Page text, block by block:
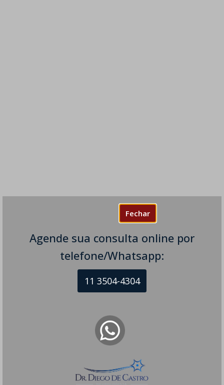
Fechar
Agende sua consulta online por
telefone/Whatsapp:
11 3504-4304